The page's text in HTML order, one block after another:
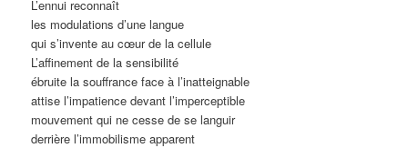
L’ennui reconnaît
les modulations d’une langue
qui s’invente au cœur de la cellule
L’affinement de la sensibilité
ébruite la souffrance face à l’inatteignable
attise l’impatience devant l’imperceptible
mouvement qui ne cesse de se languir
derrière l’immobilisme apparent